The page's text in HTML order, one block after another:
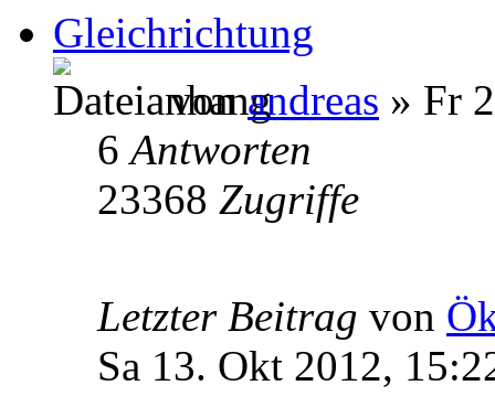
Gleichrichtung
vonandreas » Fr
6Antworten
23368 Zugriffe
Letzter Beitrag von
Sa 13. Okt 2012,